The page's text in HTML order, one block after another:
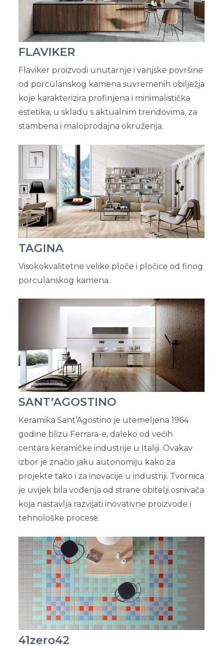
FLAVIKER
Flaviker proizvodi unutarnje i vanjske površine
od porculanskog kamena suvremenih obilježja
koje karakterizira profinjena i minimalistička
estetika, u skladu s aktualnim trendovima, za
stambena i maloprodajna okruženja.
TAGINA
Visokokvalitetne velike ploče i pločice od finog
porculanskog kamena.
SANT’AGOSTINO
Keramika Sant’Agostino je utemeljena 1964
godine blizu Ferrara-e, daleko od većih
centara keramičke industrije u Italiji. Ovakav
izbor je značio jaku autonomiju kako za
projekte tako i za inovacije u industriji. Tvornica
je uvijek bila vođenja od strane obitelji osnivača
koja nastavlja razvijati inovativne proizvode i
tehnološke procese.
41zero42